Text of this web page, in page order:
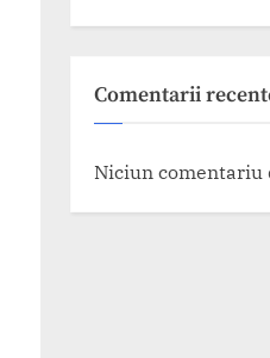
Comentarii
Niciun comentariu